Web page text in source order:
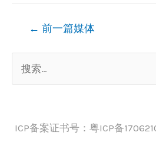
航
← 前一篇媒体
索
ICP备案证书号：粤ICP备